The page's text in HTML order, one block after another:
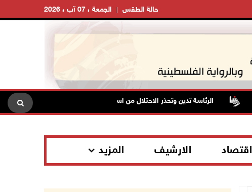
الجمعة ، 07 آب ، 2026 حالة الطقس
الرئاسة تدين وتحذر الاحتلال من استمرار حربه الشاملة على الشعب
اقتصاد الارشيف المزيد